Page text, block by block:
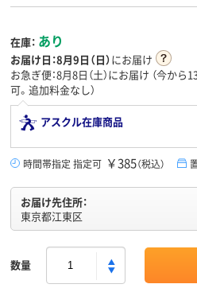
在庫： あり
お届け日：8月9日（日）にお届け
お急ぎ便：8月8日（土）にお届け （今から
可。追加料金なし）
アスクル在庫商品
時間帯指定 指定可 ￥385（税込）
お届け先住所：
東京都江東区
数量